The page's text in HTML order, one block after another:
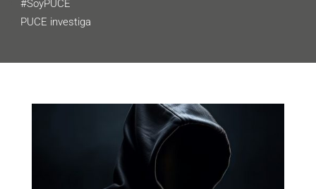
#SoyPUCE
PUCE investiga